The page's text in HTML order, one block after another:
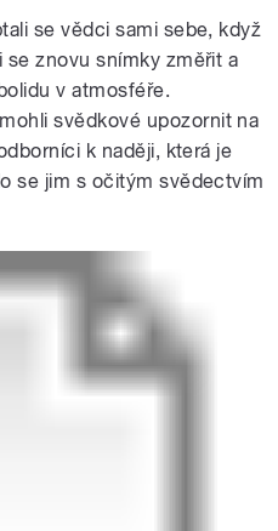
se vědci sami sebe, když
se znovu snímky změřit a
v atmosféře.
svědkové upozornit na
k naději, která je
se jim s očitým svědectvím